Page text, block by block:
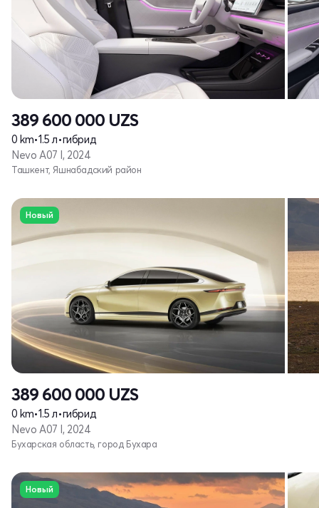
389 600 000 UZS
0 km•1.5 л•гибрид
Nevo A07 I, 2024
Ташкент, Яшнабадский район
Новый
389 600 000 UZS
0 km•1.5 л•гибрид
Nevo A07 I, 2024
Бухарская область, город Бухара
Новый